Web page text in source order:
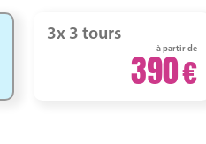
3x 3 tours
à partir de
390